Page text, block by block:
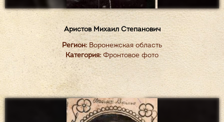
Аристов Михаил Степанович
Регион:Воронежская область
Категория:Фронтовое фото